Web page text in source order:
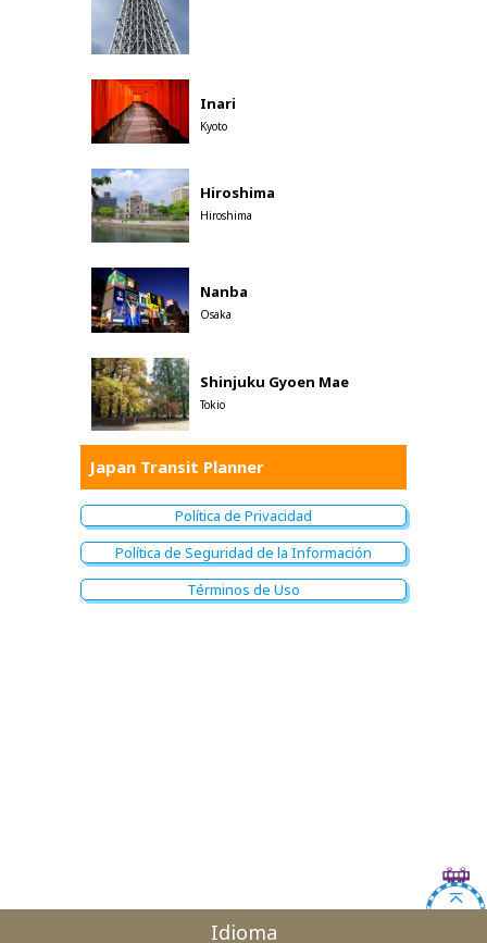
Inari
Kyoto
Hiroshima
Hiroshima
Nanba
Osaka
Shinjuku Gyoen Mae
Tokio
Japan Transit Planner
Política de Privacidad
Política de Seguridad de la Información
Términos de Uso
Idioma